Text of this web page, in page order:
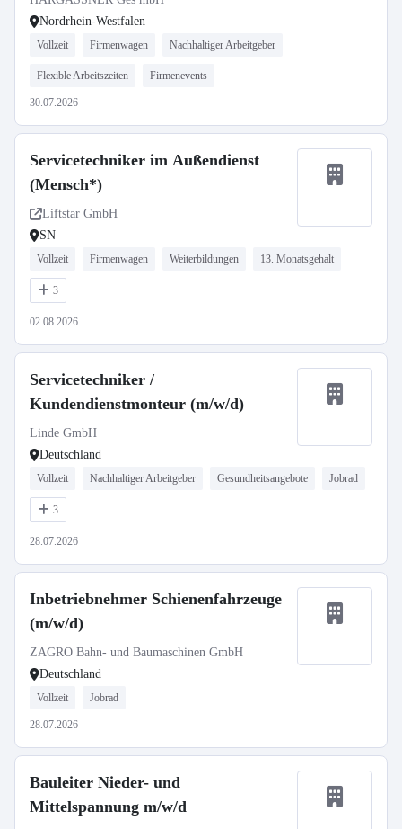
Nordrhein-Westfalen
Vollzeit Firmenwagen Nachhaltiger Arbeitgeber
Flexible Arbeitszeiten Firmenevents
30.07.2026
Servicetechniker im Außendienst
(Mensch*)
Liftstar GmbH
SN
Vollzeit Firmenwagen Weiterbildungen 13. Monatsgehalt
3
02.08.2026
Servicetechniker /
Kundendienstmonteur (m/w/d)
Linde GmbH
Deutschland
Vollzeit Nachhaltiger Arbeitgeber Gesundheitsangebote Jobrad
3
28.07.2026
Inbetriebnehmer Schienenfahrzeuge
(m/w/d)
ZAGRO Bahn- und Baumaschinen GmbH
Deutschland
Vollzeit Jobrad
28.07.2026
Bauleiter Nieder- und
Mittelspannung m/w/d